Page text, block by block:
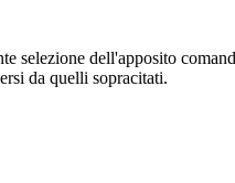
selezione dell'apposito
da quelli sopracitati.